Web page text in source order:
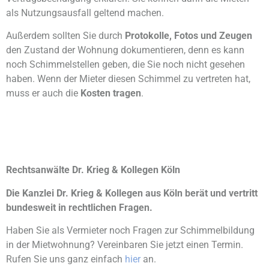
als Nutzungsausfall geltend machen.
Außerdem sollten Sie durch Protokolle, Fotos und Zeugen
den Zustand der Wohnung dokumentieren, denn es kann
noch Schimmelstellen geben, die Sie noch nicht gesehen
haben. Wenn der Mieter diesen Schimmel zu vertreten hat,
muss er auch die Kosten tragen.
Rechtsanwälte Dr. Krieg & Kollegen Köln
Die Kanzlei Dr. Krieg & Kollegen aus Köln berät und vertritt
bundesweit in rechtlichen Fragen.
Haben Sie als Vermieter noch Fragen zur Schimmelbildung
in der Mietwohnung? Vereinbaren Sie jetzt einen Termin.
Rufen Sie uns ganz einfach hier an.